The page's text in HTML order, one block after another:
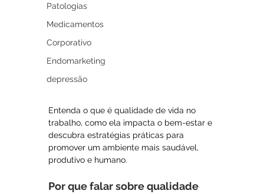
Patologias
Medicamentos
Corporativo
Endomarketing
depressão
Entenda o que é qualidade de vida no
trabalho, como ela impacta o bem-estar e
descubra estratégias práticas para
promover um ambiente mais saudável,
produtivo e humano.
Por que falar sobre qualidade